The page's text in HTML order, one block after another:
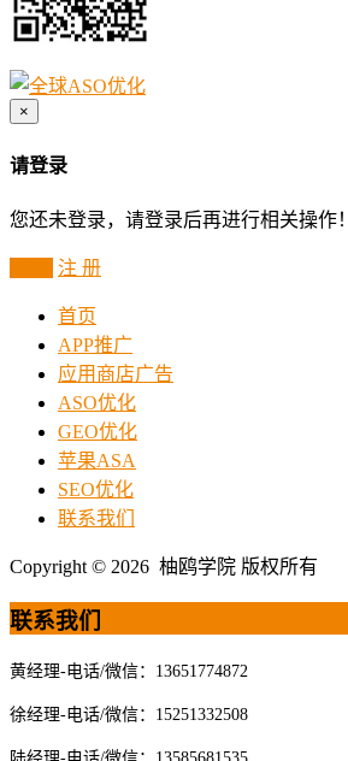
×
请登录
您还未登录，请登录后再进行相关操作！
注 册
首页
APP推广
应用商店广告
ASO优化
GEO优化
苹果ASA
SEO优化
联系我们
Copyright © 2026 柚鸥学院 版权所有
联系我们
黄经理-电话/微信：13651774872
徐经理-电话/微信：15251332508